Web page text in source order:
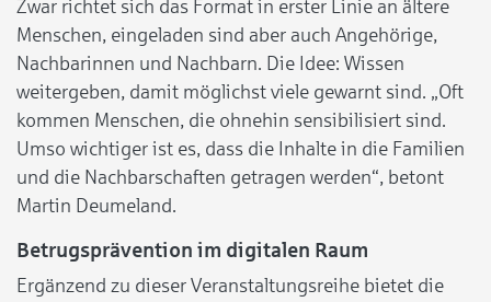
Zwar richtet sich das Format in erster Linie an ältere
Menschen, eingeladen sind aber auch Angehörige,
Nachbarinnen und Nachbarn. Die Idee: Wissen
weitergeben, damit möglichst viele gewarnt sind. „Oft
kommen Menschen, die ohnehin sensibilisiert sind.
Umso wichtiger ist es, dass die Inhalte in die Familien
und die Nachbarschaften getragen werden“, betont
Martin Deumeland.
Betrugsprävention im digitalen Raum
Ergänzend zu dieser Veranstaltungsreihe bietet die